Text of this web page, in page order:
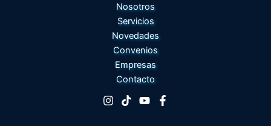
Nosotros
Servicios
Novedades
Convenios
Empresas
Contacto